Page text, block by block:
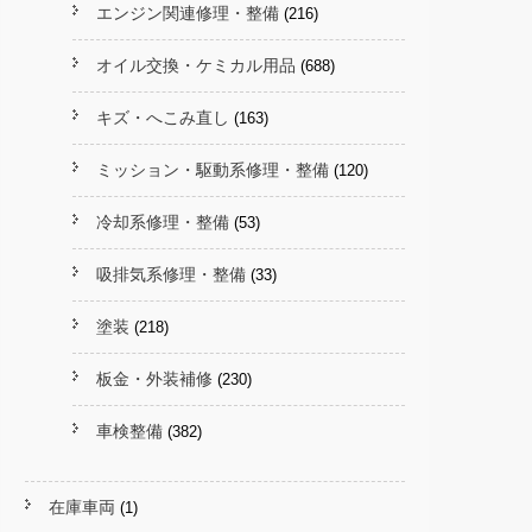
エンジン関連修理・整備 (216)
オイル交換・ケミカル用品 (688)
キズ・へこみ直し (163)
ミッション・駆動系修理・整備 (120)
冷却系修理・整備 (53)
吸排気系修理・整備 (33)
塗装 (218)
板金・外装補修 (230)
車検整備 (382)
在庫車両 (1)